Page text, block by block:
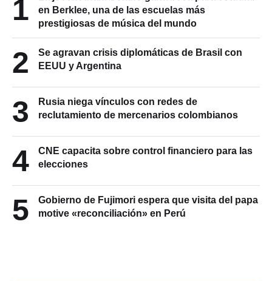
1
en Berklee, una de las escuelas más
prestigiosas de música del mundo
2
Se agravan crisis diplomáticas de Brasil con
EEUU y Argentina
3
Rusia niega vínculos con redes de
reclutamiento de mercenarios colombianos
4
CNE capacita sobre control financiero para las
elecciones
5
Gobierno de Fujimori espera que visita del papa
motive «reconciliación» en Perú